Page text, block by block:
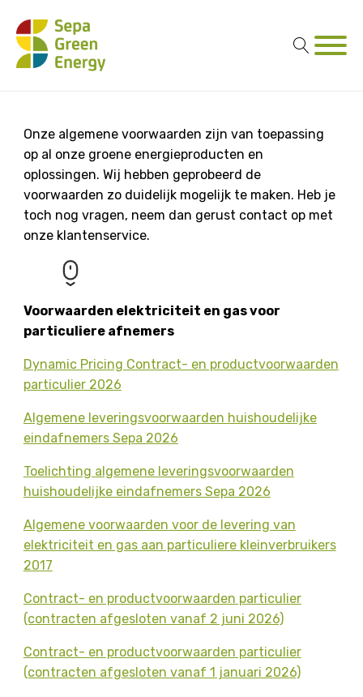
Onze algemene voorwaarden zijn van toepassing
op al onze groene energieproducten en
oplossingen. Wij hebben geprobeerd de
voorwaarden zo duidelijk mogelijk te maken. Heb je
toch nog vragen, neem dan gerust contact op met
onze klantenservice.
Voorwaarden elektriciteit en gas voor
particuliere afnemers
Dynamic Pricing Contract- en productvoorwaarden
particulier 2026
Algemene leveringsvoorwaarden huishoudelijke
eindafnemers Sepa 2026
Toelichting algemene leveringsvoorwaarden
huishoudelijke eindafnemers Sepa 2026
Algemene voorwaarden voor de levering van
elektriciteit en gas aan particuliere kleinverbruikers
2017
Contract- en productvoorwaarden particulier
(contracten afgesloten vanaf 2 juni 2026)
Contract- en productvoorwaarden particulier
(contracten afgesloten vanaf 1 januari 2026)